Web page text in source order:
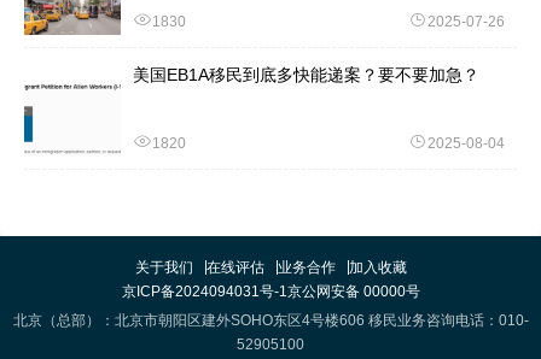
1830 2025-07-26
美国EB1A移民到底多快能递案？要不要加急？
1820 2025-08-04
关于我们 在线评估 业务合作
加入收藏
京ICP备2024094031号-1京公网安备 00000号
北京（总部）：北京市朝阳区建外SOHO东区4号楼606 移民业务咨询电话：010-
52905100